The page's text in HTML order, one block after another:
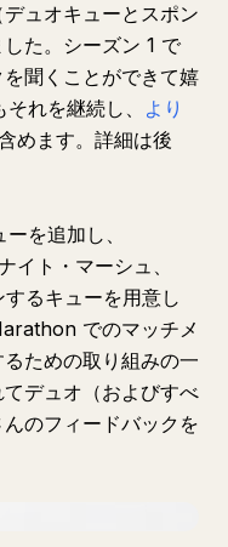
ュオキューとスポン
た。シーズン 1 で
聞くことができて嬉
れを継続し、 より
めます。詳細は後
を追加し、
イト・マーシュ、
るキューを用意し
でのマッチメ
ための取り組みの一
デュオ（およびすべ
のフィードバックを